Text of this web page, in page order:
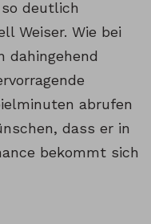
deutlich
Weiser. Wie bei
dahingehend
abrufen
dass er in
bekommt sich